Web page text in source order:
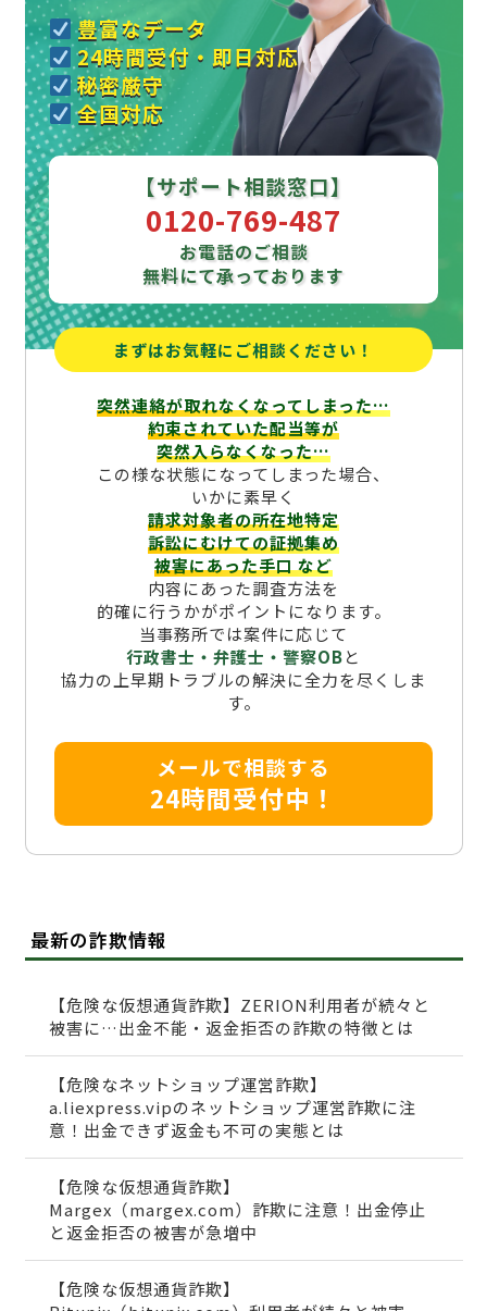
豊富なデータ
24時間受付・即日対応
秘密厳守
全国対応
【サポート相談窓口】
0120-769-487
お電話のご相談
無料にて承っております
まずはお気軽にご相談ください！
突然連絡が取れなくなってしまった…
約束されていた配当等が
突然入らなくなった…
この様な状態になってしまった場合、
いかに素早く
請求対象者の所在地特定
訴訟にむけての証拠集め
被害にあった手口など
内容にあった調査方法を
的確に行うかがポイントになります。
当事務所では案件に応じて
行政書士・弁護士・警察OBと
協力の上早期トラブルの解決に全力を尽くしま
す。
メールで相談する
24時間受付中！
最新の詐欺情報
【危険な仮想通貨詐欺】ZERION利用者が続々と
被害に…出金不能・返金拒否の詐欺の特徴とは
【危険なネットショップ運営詐欺】
a.liexpress.vipのネットショップ運営詐欺に注
意！出金できず返金も不可の実態とは
【危険な仮想通貨詐欺】
Margex（margex.com）詐欺に注意！出金停止
と返金拒否の被害が急増中
【危険な仮想通貨詐欺】